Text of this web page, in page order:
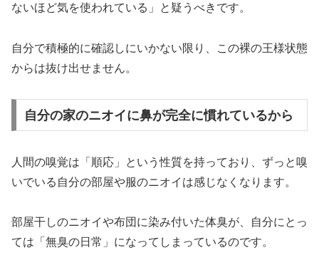
ないほど気を使われている」と疑うべきです。
自分で積極的に確認しにいかない限り、この裸の王様状態
からは抜け出せません。
自分の家のニオイに鼻が完全に慣れているから
人間の嗅覚は「順応」という性質を持っており、ずっと嗅
いでいる自分の部屋や服のニオイは感じなくなります。
部屋干しのニオイや布団に染み付いた体臭が、自分にとっ
ては「無臭の日常」になってしまっているのです。